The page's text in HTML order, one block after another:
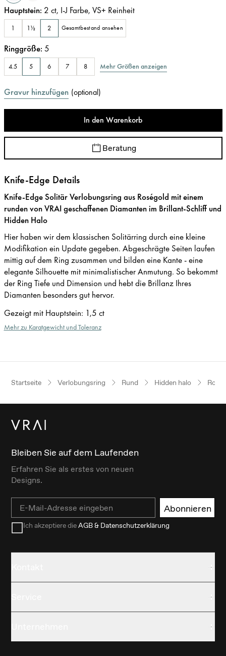
Hauptstein: 2 ct, I-J Farbe, VS+ Reinheit
1 1½ 2 Gesamtbestand ansehen
Ringgröße: 5
4.5 5 6 7 8 Mehr Größen anzeigen
Gravur hinzufügen (optional)
In den Warenkorb
Beratung
Knife-Edge Details
Knife-Edge Solitär Verlobungsring aus Roségold mit einem
runden von VRAI geschaffenen Diamanten im Brillant-Schliff und
Hidden Halo
Hier haben wir dem klassischen Solitärring durch eine kleine
Modifikation ein Update gegeben. Abgeschrägte Seiten laufen
mittig auf dem Ring zusammen und bilden eine Kante - eine
elegante Silhouette mit minimalistischer Anmutung. So bekommt
der Ring Tiefe und Dimension und hebt die Brillanz Ihres
Diamanten besonders gut hervor.
Gezeigt mit Hauptstein: 1,5 ct
Mehr zu Karatgewicht und Toleranz
Startseite Verlobungsring Rund Hidden halo
Bleiben Sie auf dem Laufenden
Erfahren Sie als erstes von neuen
Designs.
Email Abonnieren
Ich akzeptiere dieAGB & Datenschutzerklärung